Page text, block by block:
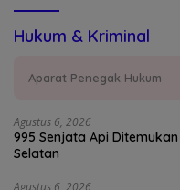
Hukum & Kriminal
Aparat Penegak Hukum
Agustus 6, 2026
995 Senjata Api
Selatan
Agustus 6, 2026